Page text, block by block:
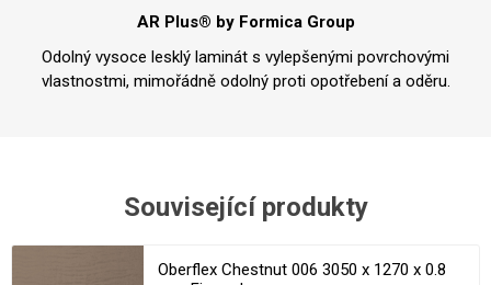
AR Plus® by Formica Group
Odolný vysoce lesklý laminát s vylepšenými povrchovými
vlastnostmi, mimořádně odolný proti opotřebení a oděru.
Související produkty
Oberflex Chestnut 006 3050 x 1270 x 0.8